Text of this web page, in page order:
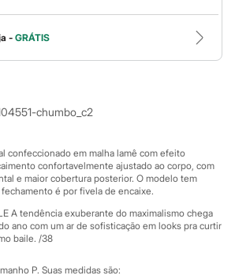
- GRÁTIS
chumbo_c2
confeccionado em malha lamê com efeito
confortavelmente ajustado ao corpo, com
e maior cobertura posterior. O modelo tem
é por fivela de encaixe.
A tendência exuberante do maximalismo chega
ano com um ar de sofisticação em looks pra curtir
baile. /38
P. Suas medidas são: